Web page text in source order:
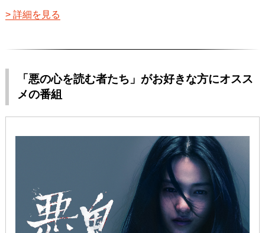
詳細を見る
「悪の心を読む者たち」がお好きな方にオスス
メの番組